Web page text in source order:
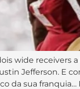
wide receivers
Jefferson. E
da sua franquia…